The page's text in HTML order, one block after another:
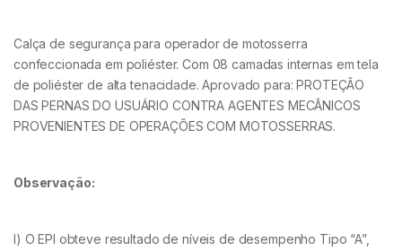
Calça de segurança para operador de motosserra
confeccionada em poliéster. Com 08 camadas internas em tela
de poliéster de alta tenacidade. Aprovado para: PROTEÇÃO
DAS PERNAS DO USUÁRIO CONTRA AGENTES MECÂNICOS
PROVENIENTES DE OPERAÇÕES COM MOTOSSERRAS.
Observação:
I) O EPI obteve resultado de níveis de desempenho Tipo “A”,